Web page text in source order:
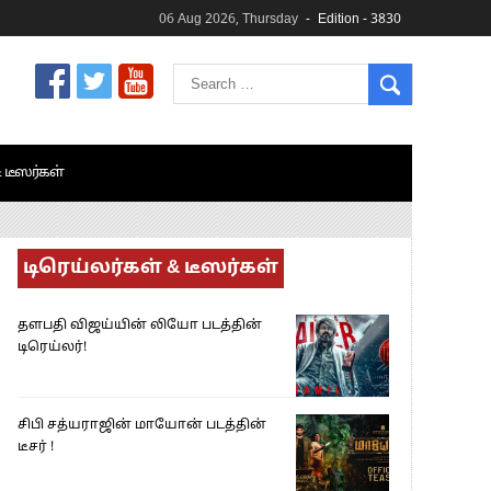
06 Aug 2026, Thursday Edition - 3830
டீஸர்கள்
டிரெய்லர்கள் & டீஸர்கள்
தளபதி விஜய்யின் லியோ படத்தின்
டிரெய்லர்!
சிபி சத்யராஜின் மாயோன் படத்தின்
டீசர் !